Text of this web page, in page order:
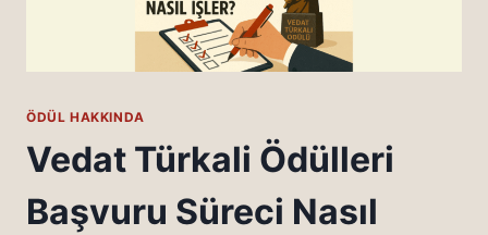
ÖDÜL HAKKINDA
Vedat Türkali Ödülleri
Başvuru Süreci Nasıl